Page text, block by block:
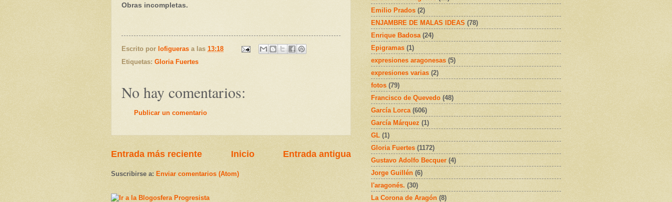
Obras incompletas.
Escrito por lofigueras a las 13:18
Etiquetas: Gloria Fuertes
No hay comentarios:
Publicar un comentario
Entrada más reciente Entrada antigua
Inicio
Suscribirse a: Enviar comentarios (Atom)
Emilio Prados (2)
ENJAMBRE DE MALAS IDEAS (78)
Enrique Badosa (24)
Epigramas (1)
expresiones aragonesas (5)
expresiones varias (2)
fotos (79)
Francisco de Quevedo (48)
García Lorca (606)
García Márquez (1)
GL (1)
Gloria Fuertes (1172)
Gustavo Adolfo Becquer (4)
Jorge Guillén (6)
l'aragonés. (30)
La Corona de Aragón (8)